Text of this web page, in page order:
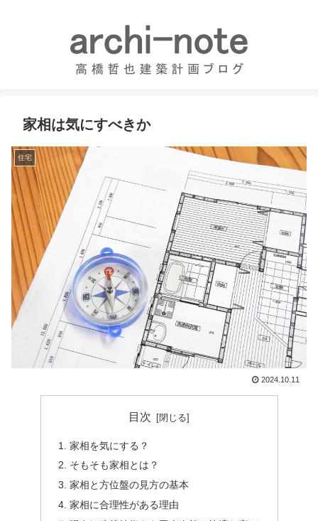
家相は気にすべきか
住宅
2024.10.11
目次
家相を気にする？
そもそも家相とは？
家相と方位盤の見方の基本
家相に合理性がある理由